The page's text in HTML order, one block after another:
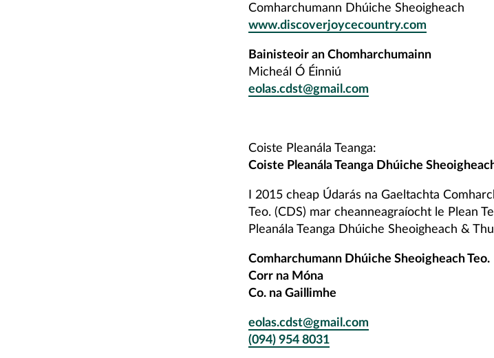
Comharchumann Dhúiche Sheoigheach
www.discoverjoycecountry.com
Bainisteoir an Chomharchumainn
Micheál Ó Éinniú
eolas.cdst@gmail.com
Coiste Pleanála Teanga:
Coiste Pleanála Teanga Dhúiche
I 2015 cheap Údarás na Gaeltachta
Teo. (CDS) mar cheanneagraíocht le Plean
Pleanála Teanga Dhúiche Sheoigheach &
Comharchumann Dhúiche Sheoigheach Teo.
Corr na Móna
Co. na Gaillimhe
eolas.cdst@gmail.com
(094) 954 8031